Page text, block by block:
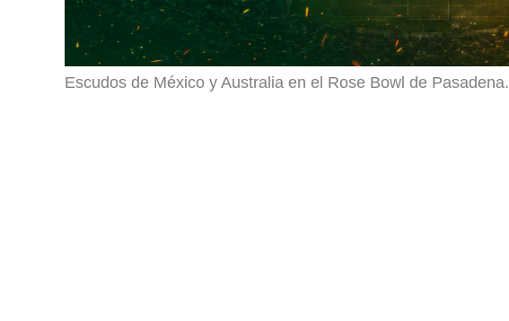
Escudos de México y Australia en el Rose Bowl de Pasadena.